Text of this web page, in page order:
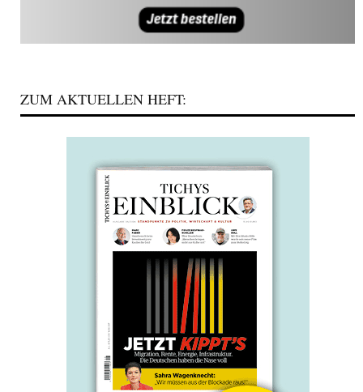
ZUM AKTUELLEN HEFT: